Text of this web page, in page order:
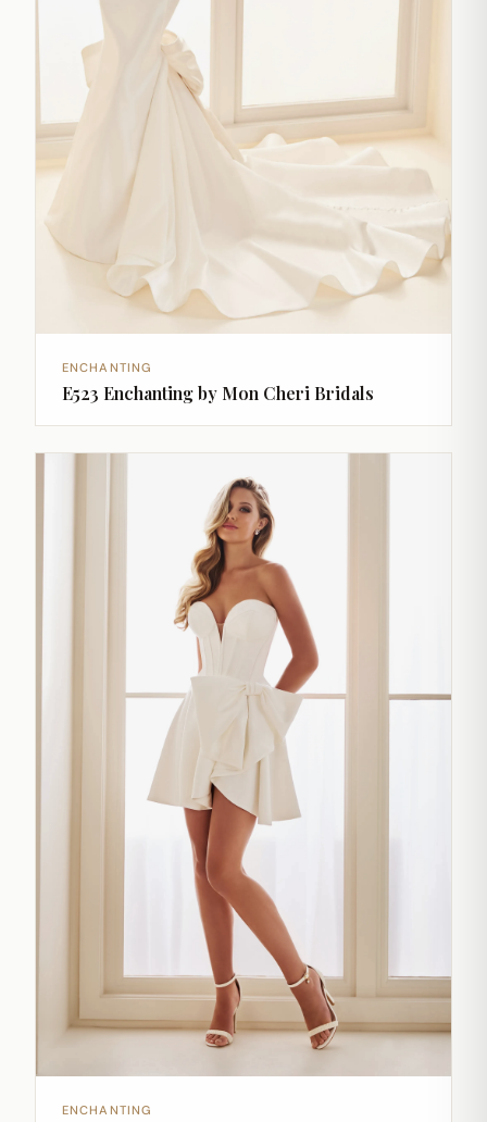
ENCHANTING
E523 Enchanting by Mon Cheri Bridals
ENCHANTING